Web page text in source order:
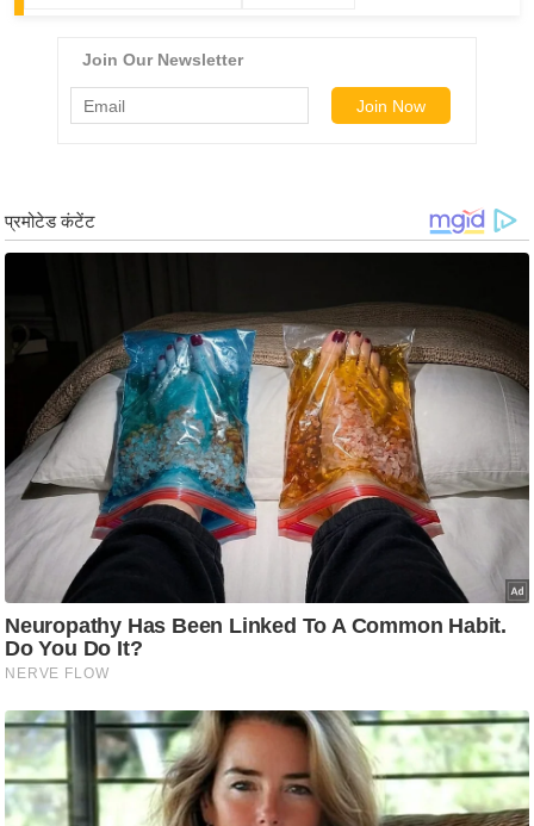
न्यू
नो
रं
ज
न
ग
बॉ
ली
वु
ड
हॉ
ली
वु